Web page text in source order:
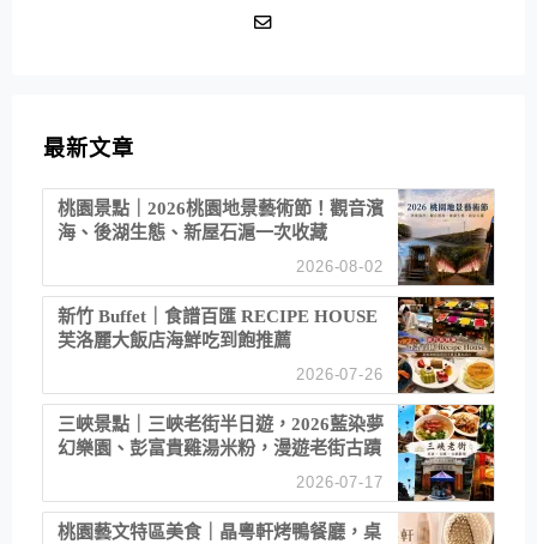
最新文章
桃園景點｜2026桃園地景藝術節！觀音濱
海、後湖生態、新屋石滬一次收藏
2026-08-02
新竹 Buffet｜食譜百匯 RECIPE HOUSE
芙洛麗大飯店海鮮吃到飽推薦
2026-07-26
三峽景點｜三峽老街半日遊，2026藍染夢
幻樂園、彭富貴雞湯米粉，漫遊老街古蹟
2026-07-17
桃園藝文特區美食｜晶粵軒烤鴨餐廳，桌